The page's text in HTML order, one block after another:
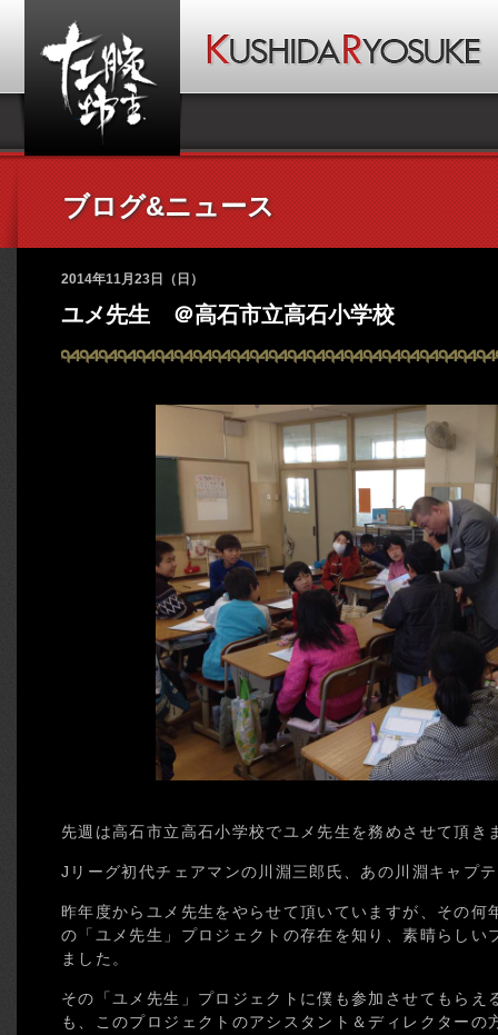
ブログ&ニュース
2014年11月23日（日）
ユメ先生 ＠高石市立高石小学校
先週は高石市立高石小学校でユメ先生を務めさせて頂き
Jリーグ初代チェアマンの川淵三郎氏、あの川淵キャプ
昨年度からユメ先生をやらせて頂いていますが、その何
の「ユメ先生」プロジェクトの存在を知り、素晴らしい
ました。
その「ユメ先生」プロジェクトに僕も参加させてもらえ
も、このプロジェクトのアシスタント＆ディレクターの